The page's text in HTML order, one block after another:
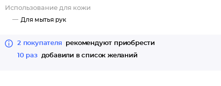
Использование для кожи
Для мытья рук
2 покупателя
рекомендуют приобрести
10 раз
добавили в список желаний